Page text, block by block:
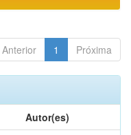
Anterior 1 Próxima
Autor(es)